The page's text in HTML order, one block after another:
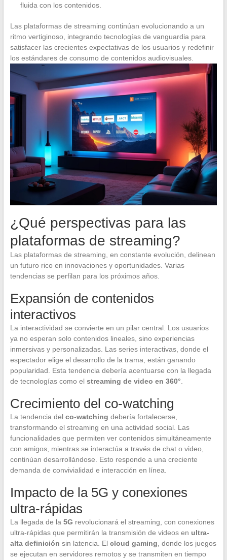
fluida con los contenidos.
Las plataformas de streaming continúan evolucionando a un
ritmo vertiginoso, integrando tecnologías de vanguardia para
satisfacer las crecientes expectativas de los usuarios y redefinir
los estándares de consumo de contenidos audiovisuales.
¿Qué perspectivas para las
plataformas de streaming?
Las plataformas de streaming, en constante evolución, delinean
un futuro rico en innovaciones y oportunidades. Varias
tendencias se perfilan para los próximos años.
Expansión de contenidos
interactivos
La interactividad se convierte en un pilar central. Los usuarios
ya no esperan solo contenidos lineales, sino experiencias
inmersivas y personalizadas. Las series interactivas, donde el
espectador elige el desarrollo de la trama, están ganando
popularidad. Esta tendencia debería acentuarse con la llegada
de tecnologías como el streaming de video en 360°.
Crecimiento del co-watching
La tendencia del co-watching debería fortalecerse,
transformando el streaming en una actividad social. Las
funcionalidades que permiten ver contenidos simultáneamente
con amigos, mientras se interactúa a través de chat o video,
continúan desarrollándose. Esto responde a una creciente
demanda de convivialidad e interacción en línea.
Impacto de la 5G y conexiones
ultra-rápidas
La llegada de la 5G revolucionará el streaming, con conexiones
ultra-rápidas que permitirán la transmisión de videos en ultra-
alta definición sin latencia. El cloud gaming, donde los juegos
se ejecutan en servidores remotos y se transmiten en tiempo